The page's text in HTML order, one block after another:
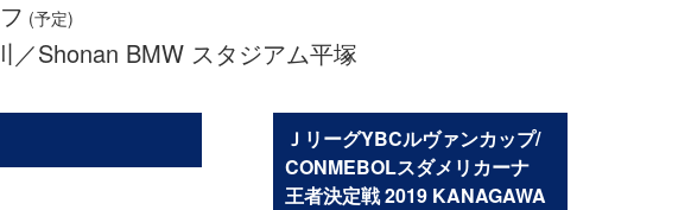
(予定)
Shonan BMW スタジアム平塚
ＪリーグYBCルヴァンカップ/
CONMEBOLスダメリカーナ
王者決定戦 2019 KANAGAWA